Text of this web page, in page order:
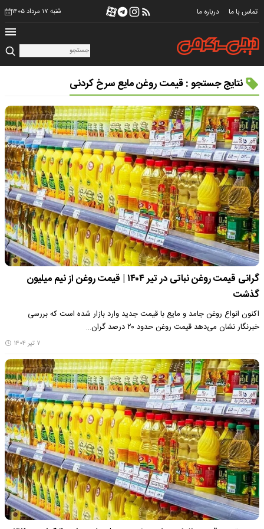
تماس با ما درباره ما شنبه ۱۷ مرداد ۱۴۰۵
نتایج جستجو : قیمت روغن مایع سرخ کردنی
گرانی قیمت روغن نباتی در تیر ۱۴۰۴ | قیمت روغن از نیم میلیون
گذشت
اکنون انواع روغن جامد و مایع با قیمت جدید وارد بازار شده است که بررسی‌
خبرنگار نشان می‌دهد قیمت روغن حدود ۲۰ درصد گران…
۷ تیر ۱۴۰۴